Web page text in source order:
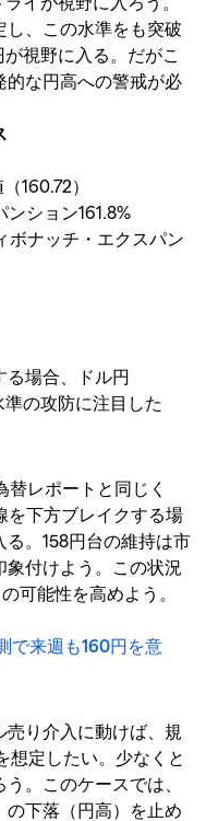
、この水準をも突破
視野に入る。だがこ
的な円高への警戒が必
160.72）
ンション161.8%
ボナッチ・エクスパン
る場合、ドル円
の攻防に注目した
レポートと同じく
下方ブレイクする場
。158円台の維持は市
付けよう。この状況
可能性を高めよう。
で来週も160円を意
り介入に動けば、規
想定したい。少なくと
。このケースでは、
下落（円高）を止め